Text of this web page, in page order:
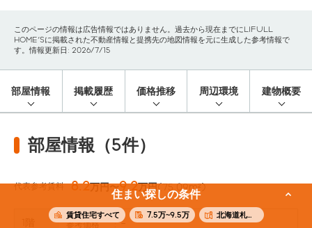
住まい探しの条件
賃貸住宅すべて 7.5万~9.5万 北海道札幌市東区
このページの情報は広告情報ではありません。過去から現在までにLIFULL
HOME'Sに掲載された不動産情報と提携先の地図情報を元に生成した参考情報で
す。情報更新日: 2026/7/15
部屋情報 掲載履歴 価格推移 周辺環境 建物概要
部屋情報（5件）
代表参考賃料 8.2万円〜9.2万円(75.09m²)
参考価格 -